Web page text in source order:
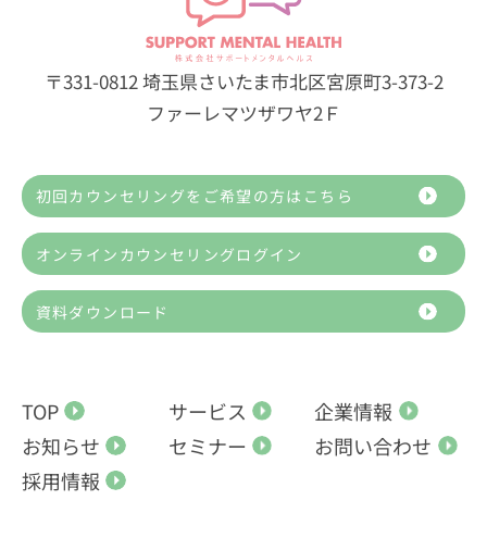
〒331-0812 埼玉県さいたま市北区宮原町3-373-2
ファーレマツザワヤ2Ｆ
初回カウンセリングをご希望の方はこちら
オンラインカウンセリングログイン
資料ダウンロード
TOP サービス
企業情報
お知らせ
セミナー
お問い合わせ
採用情報